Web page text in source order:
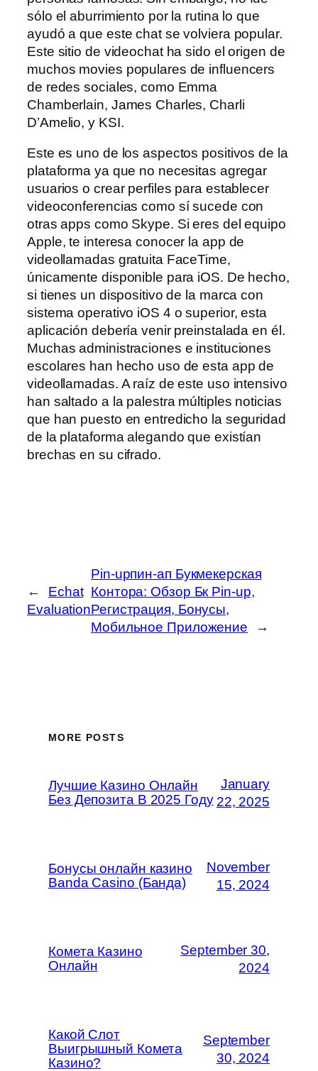
sólo el aburrimiento por la rutina lo que
ayudó a que este chat se volviera popular.
Este sitio de videochat ha sido el origen de
muchos movies populares de influencers
de redes sociales, como Emma
Chamberlain, James Charles, Charli
D’Amelio, y KSI.
Este es uno de los aspectos positivos de la
plataforma ya que no necesitas agregar
usuarios o crear perfiles para establecer
videoconferencias como sí sucede con
otras apps como Skype. Si eres del equipo
Apple, te interesa conocer la app de
videollamadas gratuita FaceTime,
únicamente disponible para iOS. De hecho,
si tienes un dispositivo de la marca con
sistema operativo iOS 4 o superior, esta
aplicación debería venir preinstalada en él.
Muchas administraciones e instituciones
escolares han hecho uso de esta app de
videollamadas. A raíz de este uso intensivo
han saltado a la palestra múltiples noticias
que han puesto en entredicho la seguridad
de la plataforma alegando que existían
brechas en su cifrado.
←
Echat
Evaluation
Pin-upпин-ап Букмекерская
Контора: Обзор Бк Pin-up,
Регистрация, Бонусы,
Мобильное Приложение
→
MORE POSTS
Лучшие Казино Онлайн
Без Депозита В 2025 Году
January
22, 2025
Бонусы онлайн казино
Banda Casino (Банда)
November
15, 2024
Комета Казино
Онлайн
September 30,
2024
Какой Слот
Выигрышный Комета
Казино?
September
30, 2024